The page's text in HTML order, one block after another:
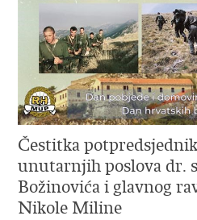
Čestitka
unutarnjih poslova dr.
Božinovića i glavnog
Nikole Miline